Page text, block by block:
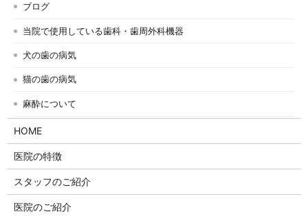
ブログ
当院で使用している歯科・歯周外科機器
犬の歯の病気
猫の歯の病気
麻酔について
HOME
医院の特徴
スタッフのご紹介
医院のご紹介